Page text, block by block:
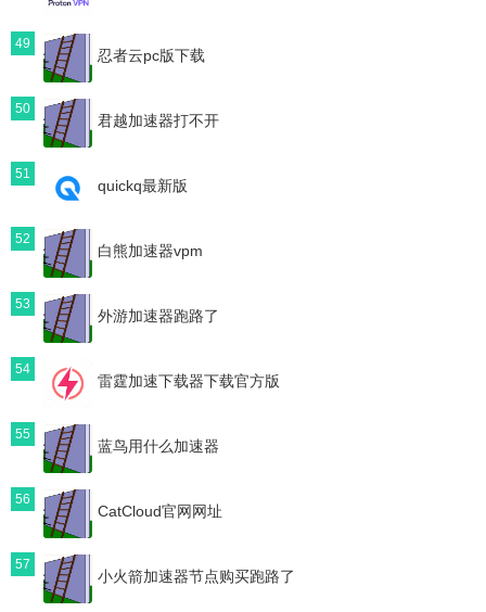
49
忍者云pc版下载
50
君越加速器打不开
51
quickq最新版
52
白熊加速器vpm
53
外游加速器跑路了
54
雷霆加速下载器下载官方版
55
蓝鸟用什么加速器
56
CatCloud官网网址
57
小火箭加速器节点购买跑路了